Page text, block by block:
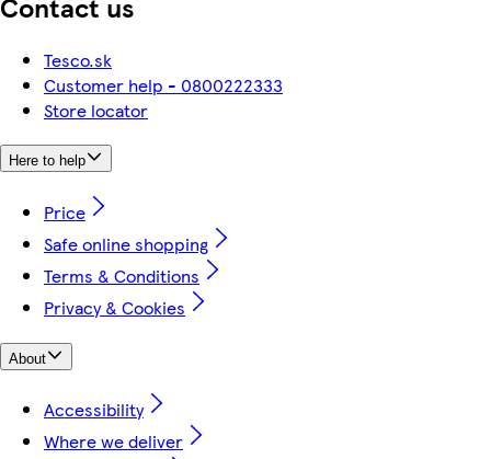
Tesco.sk
Customer help - 0800222333
Store locator
Here to help
Price
Safe online shopping
Terms & Conditions
Privacy & Cookies
About
Accessibility
Where we deliver